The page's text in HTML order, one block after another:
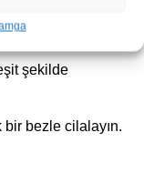
m²) uygulayın.
şekilde
bezle cilalayın.